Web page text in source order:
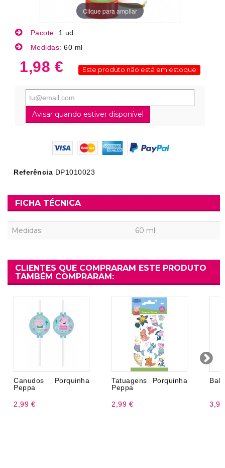
Clique para ampliar
Pacote: 1 ud
Medidas: 60 ml
1,98 € Este produto não está em estoque
Avisar quando estiver disponível
Referência DP1010023
FICHA TÉCNICA
Medidas: 60 ml
CLIENTES QUE COMPRARAM ESTE PRODUTO
TAMBÉM COMPRARAM:
Canudos Porquinha
Peppa
2,99 €
Tatuagens Porquinha
Peppa
2,99 €